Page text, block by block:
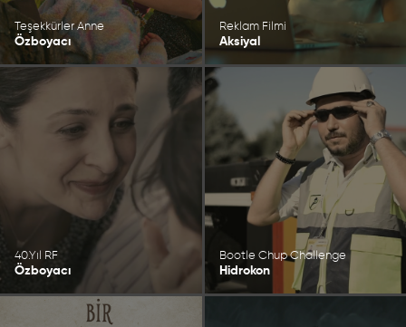
Teşekkürler Anne
Özboyacı
Reklam Filmi
Aksiyal
40.Yıl RF
Özboyacı
Bootle Chup Challenge
Hidrokon